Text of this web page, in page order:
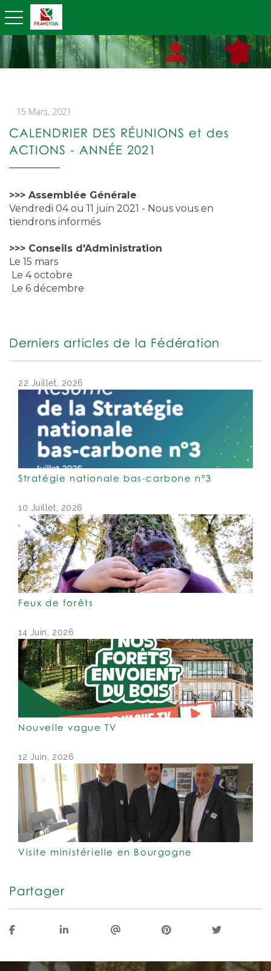
toggle navigation
15 Mars, 2021
CALENDRIER DES RÉUNIONS et des
ACTIONS - ANNÉE 2021
>>> Assemblée Générale
Vendredi 04 ou 11 juin 2021 - Nous vous en
tiendrons informés
>>> Conseils d'Administration
Le 15 mars
Le 4 octobre
Le 6 décembre
Derniers articles de la Fédération
22 Juillet, 2026
Stratégie nationale bas-carbone n°3
10 Juillet, 2026
Feux de forêts
14 Juin, 2026
Nouvelle vague TV
12 Juin, 2026
Visite ministérielle en Bourgogne
Partager